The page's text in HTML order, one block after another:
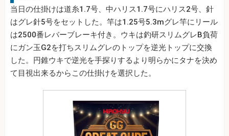
当日の仕掛けは道糸1.7号、中ハリス1.7号にハリス2号、針
はグレ針5号をセットした。竿は1.25号5.3mグレ竿にリール
は2500番レバーブレーキ付き。ウキは釣研スリムグレB負荷
にガン玉G2を打ちスリムグレのトップを逆光トップに交換
した。円錐ウキで逆光を手探りするより明らかにタナを決め
て目視出来るからこの仕掛けを選択した。